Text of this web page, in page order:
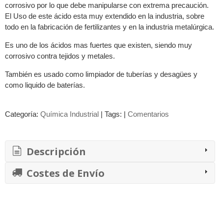
corrosivo por lo que debe manipularse con extrema precaución.
El Uso de este ácido esta muy extendido en la industria, sobre
todo en la fabricación de fertilizantes y en la industria metalúrgica.
Es uno de los ácidos mas fuertes que existen, siendo muy
corrosivo contra tejidos y metales.
También es usado como limpiador de tuberías y desagües y
como liquido de baterías.
Categoría: Química Industrial | Tags: | Comentarios
Descripción
Costes de Envío